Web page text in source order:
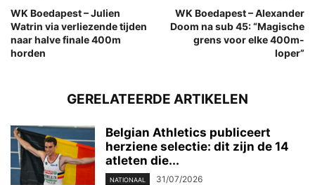
WK Boedapest – Julien
Watrin via verliezende tijden
naar halve finale 400m
horden
WK Boedapest – Alexander
Doom na sub 45: “Magische
grens voor elke 400m-
loper”
GERELATEERDE ARTIKELEN
Belgian Athletics publiceert
herziene selectie: dit zijn de 14
atleten die...
NATIONAAL 31/07/2026